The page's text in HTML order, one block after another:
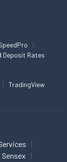
Deposit Rates
TradingView
Sensex